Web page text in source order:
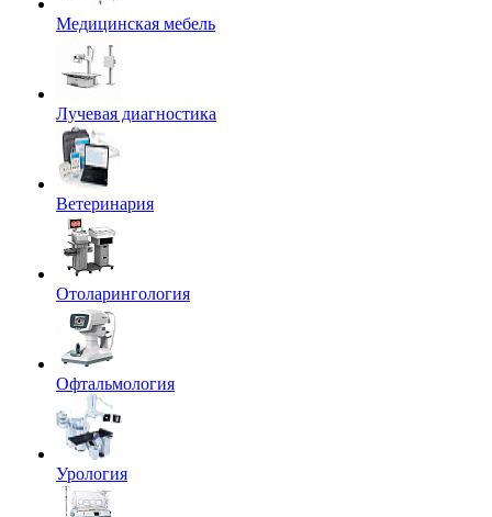
Медицинская мебель
Лучевая диагностика
Ветеринария
Отоларингология
Офтальмология
Урология